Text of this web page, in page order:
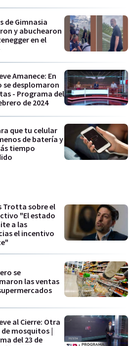
de Gimnasia
y abuchearon
en el
Amanece: En
se desplomaron
- Programa del
de 2024
que tu celular
de batería y
tiempo
Trotta sobre el
"El estado
a las
el incentivo
se
las ventas
al Cierre: Otra
mosquitos |
del 23 de